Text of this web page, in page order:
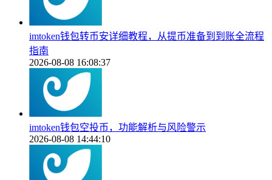
imtoken钱包转币安详细教程，从提币准备到到账全流程
指南
2026-08-08 16:08:37
imtoken钱包空投币，功能解析与风险警示
2026-08-08 14:44:10